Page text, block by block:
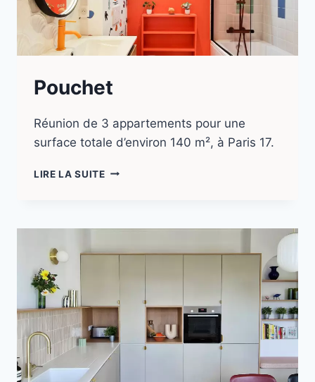
Pouchet
Réunion de 3 appartements pour une
surface totale d’environ 140 m², à Paris 17.
LIRE LA SUITE